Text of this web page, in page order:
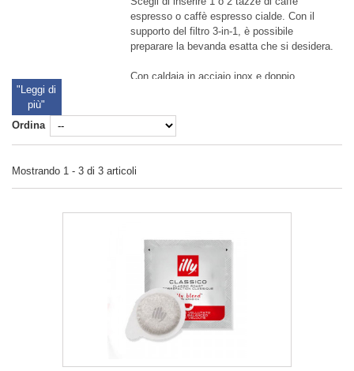
espresso o caffè espresso cialde. Con il
supporto del filtro 3-in-1, è possibile
preparare la bevanda esatta che si desidera.
Con caldaia in acciaio inox e doppio
capsule o cialde per macchina De
LonghiEC 155adatte sono:
Capsule e cialde Borbone originali e
"Leggi di
più"
Ordina
Mostrando 1 - 3 di 3 articoli